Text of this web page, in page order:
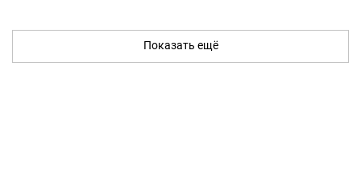
Показать ещё